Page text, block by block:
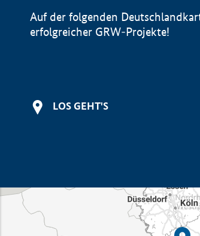
Auf der folgenden
erfolgreicher GRW-Projekte!
LOS GEHT'S